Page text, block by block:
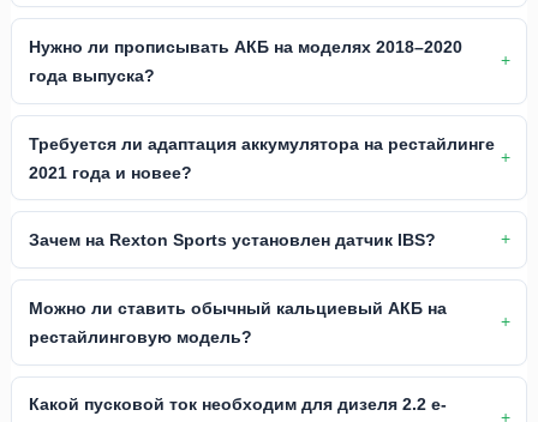
Нужно ли прописывать АКБ на моделях 2018–2020
года выпуска?
Требуется ли адаптация аккумулятора на рестайлинге
2021 года и новее?
Зачем на Rexton Sports установлен датчик IBS?
Можно ли ставить обычный кальциевый АКБ на
рестайлинговую модель?
Какой пусковой ток необходим для дизеля 2.2 e-